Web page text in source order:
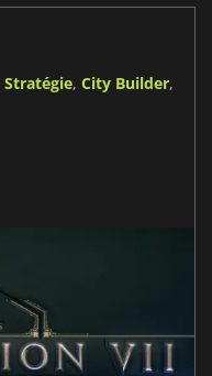
Stratégie, City Builder,